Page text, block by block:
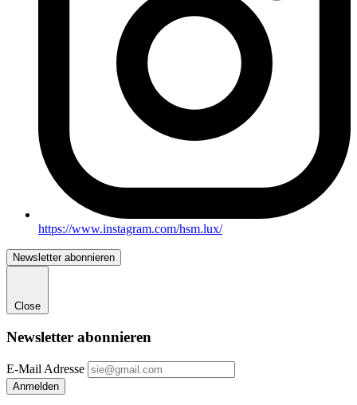
https://www.instagram.com/hsm.lux/
Newsletter abonnieren
Close
Newsletter abonnieren
E-Mail Adresse